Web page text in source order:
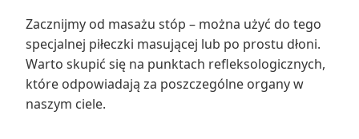
Zacznijmy od masażu stóp – można użyć do tego
specjalnej piłeczki masującej lub po prostu dłoni.
Warto skupić się na punktach refleksologicznych,
które odpowiadają za poszczególne organy w
naszym ciele.